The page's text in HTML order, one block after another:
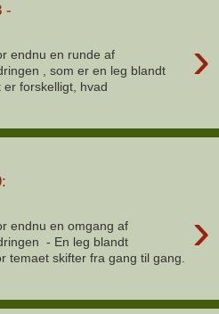
-
›
endnu en runde af
, som er en leg blandt
forskelligt, hvad
›
endnu en omgang af
- En leg blandt
temaet skifter fra gang til gang.